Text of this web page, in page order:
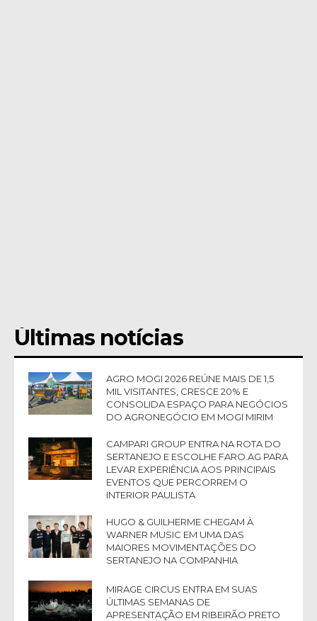
Últimas notícias
AGRO MOGI 2026 REÚNE MAIS DE 1,5
MIL VISITANTES, CRESCE 20% E
CONSOLIDA ESPAÇO PARA NEGÓCIOS
DO AGRONEGÓCIO EM MOGI MIRIM
CAMPARI GROUP ENTRA NA ROTA DO
SERTANEJO E ESCOLHE FARO.AG PARA
LEVAR EXPERIÊNCIA AOS PRINCIPAIS
EVENTOS QUE PERCORREM O
INTERIOR PAULISTA
HUGO & GUILHERME CHEGAM À
WARNER MUSIC EM UMA DAS
MAIORES MOVIMENTAÇÕES DO
SERTANEJO NA COMPANHIA
MIRAGE CIRCUS ENTRA EM SUAS
ÚLTIMAS SEMANAS DE
APRESENTAÇÃO EM RIBEIRÃO PRETO